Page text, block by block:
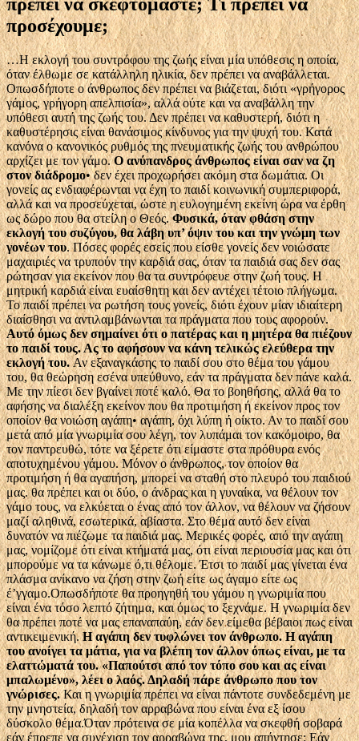
προσέχουμε;
…Η εκλογή του συντρόφου της ζωής είναι μία υπόθεσις η οποία,
όταν έλθωμε σε κατάλληλη ηλικία, δεν πρέπει να αναβάλλεται.
Οπωσδήποτε ο άνθρωπος δεν πρέπει να βιάζεται, διότι «γρήγορος
γάμος, γρήγορη απελπισία», αλλά ούτε και να αναβάλλη την
υπόθεσι αυτή της ζωής του. Δεν πρέπει να καθυστερή, διότι η
καθυστέρησις είναι θανάσιμος κίνδυνος για την ψυχή του. Κατά
κανόνα ο κανονικός ρυθμός της πνευματικής ζωής του ανθρώπου
αρχίζει με τον γάμο.Ο ανύπανδρος άνθρωπος είναι σαν να ζη
στον διάδρομο• δεν έχει προχωρήσει ακόμη στα δωμάτια. Οι
γονείς ας ενδιαφέρωνται να έχη το παιδί κοινωνική συμπεριφορά,
αλλά και να προσεύχεται, ώστε η ευλογημένη εκείνη ώρα να έρθη
ως δώρο που θα στείλη ο Θεός.Φυσικά, όταν φθάση στην
εκλογή του συζύγου, θα λάβη υπ’ όψιν του και την γνώμη των
γονέων του. Πόσες φορές εσείς που είσθε γονείς δεν νοιώσατε
μαχαιριές να τρυπούν την καρδιά σας, όταν τα παιδιά σας δεν σας
ρώτησαν για εκείνον που θα τα συντρόφευε στην ζωή τους. Η
μητρική καρδιά είναι ευαίσθητη και δεν αντέχει τέτοιο πλήγωμα.
Το παιδί πρέπει να ρωτήση τους γονείς, διότι έχουν μίαν ιδιαίτερη
διαίσθησι να αντιλαμβάνωνται τα πράγματα που τους αφορούν.
Αυτό όμως δεν σημαίνει ότι ο πατέρας και η μητέρα θα πιέζουν
το παιδί τους. Ας το αφήσουν να κάνη τελικώς ελεύθερα την
εκλογή του.Αν εξαναγκάσης το παιδί σου στο θέμα του γάμου
του, θα θεώρηση εσένα υπεύθυνο, εάν τα πράγματα δεν πάνε καλά.
Με την πίεσι δεν βγαίνει ποτέ καλό. Θα το βοηθήσης, αλλά θα το
αφήσης να διαλέξη εκείνον που θα προτιμήση ή εκείνον προς τον
οποίον θα νοιώση αγάπη• αγάπη, όχι λύπη ή οίκτο. Αν το παιδί σου
μετά από μία γνωριμία σου λέγη, τον λυπάμαι τον κακόμοιρο, θα
τον παντρευθώ, τότε να ξέρετε ότι είμαστε στα πρόθυρα ενός
αποτυχημένου γάμου. Μόνον ο άνθρωπος, τον οποίον θα
προτιμήση ή θα αγαπήση, μπορεί να σταθή στο πλευρό του παιδιού
μας. θα πρέπει και οι δύο, ο άνδρας και η γυναίκα, να θέλουν τον
γάμο τους, να ελκύεται ο ένας από τον άλλον, να θέλουν να ζήσουν
μαζί αληθινά, εσωτερικά, αβίαστα. Στο θέμα αυτό δεν είναι
δυνατόν να πιέζωμε τα παιδιά μας. Μερικές φορές, από την αγάπη
μας, νομίζομε ότι είναι κτήματά μας, ότι είναι περιουσία μας και ότι
μπορούμε να τα κάνωμε ό,τι θέλομε. Έτσι το παιδί μας γίνεται ένα
πλάσμα ανίκανο να ζήση στην ζωή είτε ως άγαμο είτε ως
έ’γγαμο.Οπωσδήποτε θα προηγηθή του γάμου η γνωριμία που
είναι ένα τόσο λεπτό ζήτημα, και όμως το ξεχνάμε. Η γνωριμία δεν
θα πρέπει ποτέ να μας επαναπαύη, εάν δεν είμεθα βέβαιοι πως είναι
αντικειμενική.Η αγάπη δεν τυφλώνει τον άνθρωπο. Η αγάπη
του ανοίγει τα μάτια, για να βλέπη τον άλλον όπως είναι, με τα
ελαττώματά του. «Παπούτσι από τον τόπο σου και ας είναι
μπαλωμένο», λέει ο λαός. Δηλαδή πάρε άνθρωπο που τον
γνώρισες.Και η γνωριμία πρέπει να είναι πάντοτε συνδεδεμένη με
την μνηστεία, δηλαδή τον αρραβώνα που είναι ένα εξ ίσου
δύσκολο θέμα.Όταν πρότεινα σε μία κοπέλλα να σκεφθή σοβαρά
εάν έπρεπε να συνέχιση τον αρραβώνα της, μου απήντησε: Εάν